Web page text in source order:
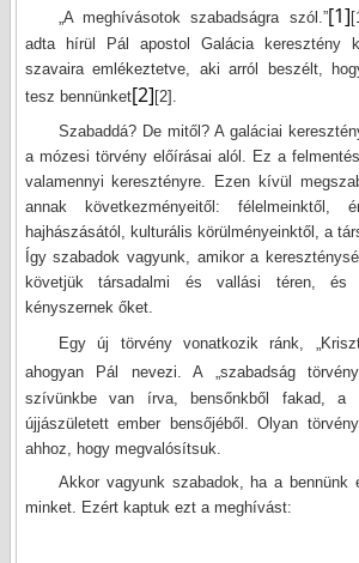
„A meghívásotok szabadságra szól.”[1]
adta hírül Pál apostol Galácia keresztény
szavaira emlékeztetve, aki arról beszélt,
tesz bennünket[2][2]
Szabaddá? De mitől? A galáciai
a mózesi törvény előírásai alól. Ez a
valamennyi keresztényre. Ezen kívül
annak következményeitől: félelmeinktől,
hajhászásától, kulturális körülményeinktől, a
Így szabadok vagyunk, amikor a
követjük társadalmi és vallási téren, és
kényszernek őket.
Egy új törvény vonatkozik ránk,
ahogyan Pál nevezi. A „szabadság
szívünkbe van írva, bensőnkből fakad, a
újjászületett ember bensőjéből. Olyan
ahhoz, hogy megvalósítsuk.
Akkor vagyunk szabadok, ha a bennünk
minket. Ezért kaptuk ezt a meghívást: